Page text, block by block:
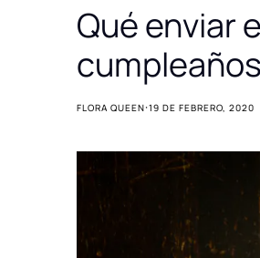
Qué enviar
cumpleaños
FLORA QUEEN·19 DE FEBRERO, 2020